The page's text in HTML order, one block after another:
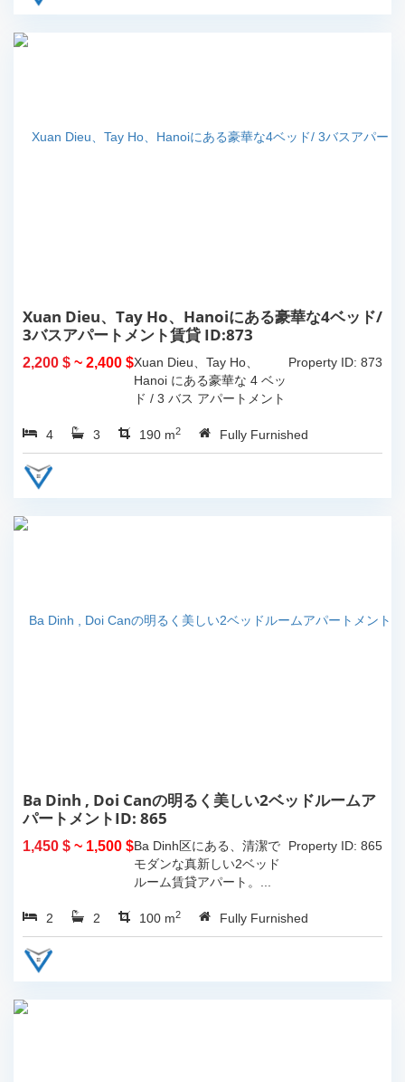
Xuan Dieu、Tay Ho、Hanoiにある豪華な4ベッド/
3バスアパートメント賃貸 ID:873
2,200 $ ~ 2,400 $ Property ID: 873
Xuan Dieu、Tay Ho、
Hanoi にある豪華な 4 ベッ
ド / 3 バス アパートメント
4
3 190 m2 Fully Furnished
Ba Dinh , Doi Canの明るく美しい2ベッドルームア
パートメントID: 865
1,450 $ ~ 1,500 $ Property ID: 865
Ba Dinh区にある、清潔で
モダンな真新しい2ベッド
ルーム賃貸アパート。...
2 2 100 m2 Fully Furnished